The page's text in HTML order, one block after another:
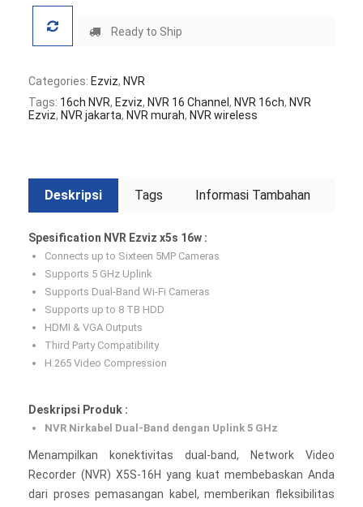
Ready to Ship
Categories: Ezviz, NVR
Tags: 16ch NVR, Ezviz, NVR 16 Channel , NVR 16ch, NVR
Ezviz, NVR jakarta, NVR murah, NVR wireless
Deskripsi Tags Informasi Tambahan
Spesification NVR Ezviz x5s 16w :
Connects up to Sixteen 5MP Cameras
Supports 5 GHz Uplink
Supports Dual-Band Wi-Fi Cameras
Supports up to 8 TB HDD
HDMI & VGA Outputs
Third Party Compatibility
H.265 Video Compression
Deskripsi Produk :
NVR Nirkabel Dual-Band dengan Uplink 5 GHz
Menampilkan konektivitas dual-band, Network Video
Recorder (NVR) X5S-16H yang kuat membebaskan Anda
dari proses pemasangan kabel, memberikan fleksibilitas